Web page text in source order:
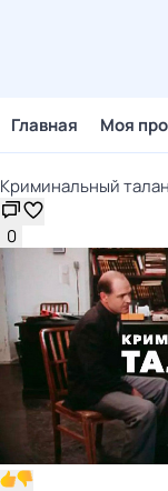
Главная Моя
Криминальный
0